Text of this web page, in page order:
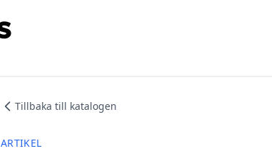
Tillbaka till katalogen
ARTIKEL